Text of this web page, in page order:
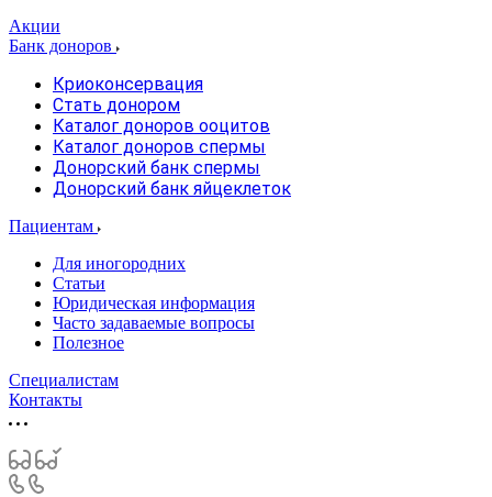
Акции
Банк доноров
Криоконсервация
Стать донором
Каталог доноров ооцитов
Каталог доноров спермы
Донорский банк спермы
Донорский банк яйцеклеток
Пациентам
Для иногородних
Статьи
Юридическая информация
Часто задаваемые вопросы
Полезное
Специалистам
Контакты